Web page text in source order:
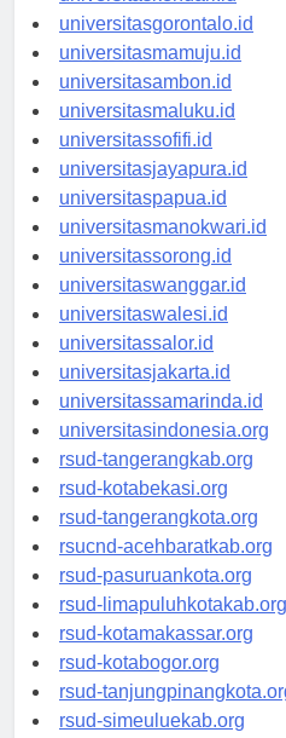
universitaskendari.id
universitasgorontalo.id
universitasmamuju.id
universitasambon.id
universitasmaluku.id
universitassofifi.id
universitasjayapura.id
universitaspapua.id
universitasmanokwari.id
universitassorong.id
universitaswanggar.id
universitaswalesi.id
universitassalor.id
universitasjakarta.id
universitassamarinda.id
universitasindonesia.org
rsud-tangerangkab.org
rsud-kotabekasi.org
rsud-tangerangkota.org
rsucnd-acehbaratkab.org
rsud-pasuruankota.org
rsud-limapuluhkotakab.org
rsud-kotamakassar.org
rsud-kotabogor.org
rsud-tanjungpinangkota.org